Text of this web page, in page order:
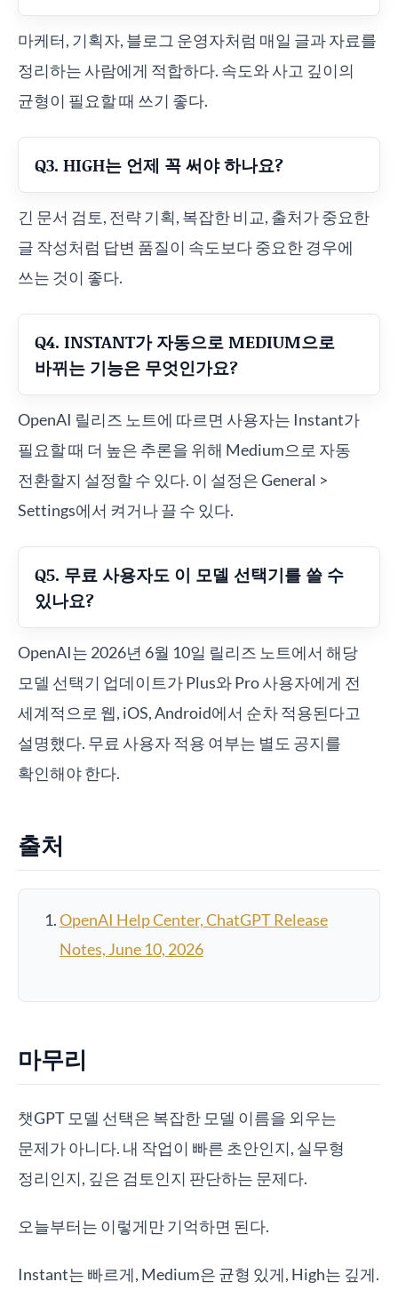
마케터, 기획자, 블로그 운영자처럼 매일 글과 자료를
정리하는 사람에게 적합하다. 속도와 사고 깊이의
균형이 필요할 때 쓰기 좋다.
Q3. HIGH는 언제 꼭 써야 하나요?
긴 문서 검토, 전략 기획, 복잡한 비교, 출처가 중요한
글 작성처럼 답변 품질이 속도보다 중요한 경우에
쓰는 것이 좋다.
Q4. INSTANT가 자동으로 MEDIUM으로
바뀌는 기능은 무엇인가요?
OpenAI 릴리즈 노트에 따르면 사용자는 Instant가
필요할 때 더 높은 추론을 위해 Medium으로 자동
전환할지 설정할 수 있다. 이 설정은 General >
Settings에서 켜거나 끌 수 있다.
Q5. 무료 사용자도 이 모델 선택기를 쓸 수
있나요?
OpenAI는 2026년 6월 10일 릴리즈 노트에서 해당
모델 선택기 업데이트가 Plus와 Pro 사용자에게 전
세계적으로 웹, iOS, Android에서 순차 적용된다고
설명했다. 무료 사용자 적용 여부는 별도 공지를
확인해야 한다.
출처
OpenAI Help Center, ChatGPT Release
Notes, June 10, 2026
마무리
챗GPT 모델 선택은 복잡한 모델 이름을 외우는
문제가 아니다. 내 작업이 빠른 초안인지, 실무형
정리인지, 깊은 검토인지 판단하는 문제다.
오늘부터는 이렇게만 기억하면 된다.
Instant는 빠르게, Medium은 균형 있게, High는 깊게.